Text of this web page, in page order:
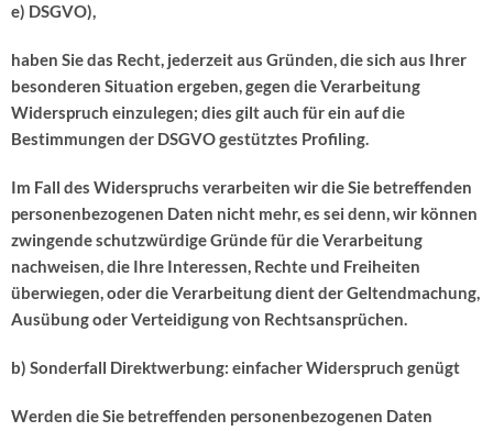
e) DSGVO),
haben Sie das Recht, jederzeit aus Gründen, die sich aus Ihrer
besonderen Situation ergeben, gegen die Verarbeitung
Widerspruch einzulegen; dies gilt auch für ein auf die
Bestimmungen der DSGVO gestütztes Profiling.
Im Fall des Widerspruchs verarbeiten wir die Sie betreffenden
personenbezogenen Daten nicht mehr, es sei denn, wir können
zwingende schutzwürdige Gründe für die Verarbeitung
nachweisen, die Ihre Interessen, Rechte und Freiheiten
überwiegen, oder die Verarbeitung dient der Geltendmachung,
Ausübung oder Verteidigung von Rechtsansprüchen.
b) Sonderfall Direktwerbung: einfacher Widerspruch genügt
Werden die Sie betreffenden personenbezogenen Daten